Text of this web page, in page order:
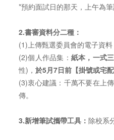
*預約面試日的那天，上午為
2.書審資料分二種：
(1)上傳甄選委員會的電子資
(2)個人作品集： 紙本，一式
性)， 於5月7日前【掛號或宅
(3)衷心建議：千萬不要在上
傳。
3.新增筆試攜帶工具： 除校系